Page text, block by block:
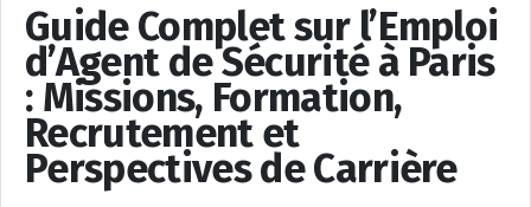
Guide Complet sur l’Emploi
d’Agent de Sécurité à Paris
: Missions, Formation,
Recrutement et
Perspectives de Carrière